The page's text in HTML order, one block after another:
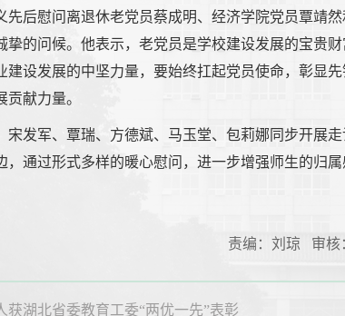
先后慰问离退休老党员蔡成明、经济学院党员覃靖
挚的问候。他表示，老党员是学校建设发展的宝贵
建设发展的中坚力量，要始终扛起党员使命，彰显
献力量。
宋发军、覃瑞、方德斌、马玉堂、包莉娜同步开展
，通过形式多样的暖心慰问，进一步增强师生的归
责编：刘琼 审核
获湖北省委教育工委“两优一先”表彰